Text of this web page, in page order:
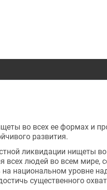
во всех ее формах и
развития.
ликвидации нищеты
всех людей во всем мире,
национальном уровне
существенного